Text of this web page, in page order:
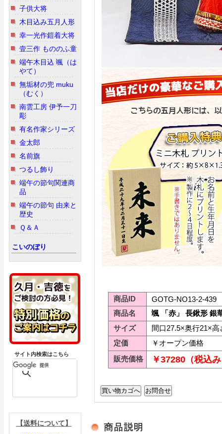
子供大将
木目込み五月人形
幸一光作鎧着大将
壹三作 もののふ童
端午木目込 颯（は
やて）
無垢材の兜 muku
（むく）
南雲工房 伊予一刀
彫
有名作家シリーズ
金太郎
名前旗
つるし飾り
端午の節句関連商
品
端午の節句 由来と
歴史
Ｑ＆Ａ
こいのぼり
サイト内検索はこちら
【送料について】
商品ID
GOTG-NO13-2-439
商品名
颯 「赤」 長鍬形 銀
サイズ
間口27.5×奥行21×高
定価
￥オープン価格
販売価格
￥37280（税込